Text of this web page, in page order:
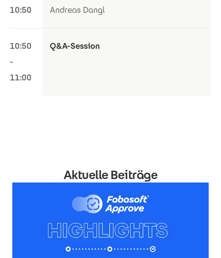
10:50
Andreas Dangl
10:50
-
11:00
Q&A-Session
Aktuelle Beiträge